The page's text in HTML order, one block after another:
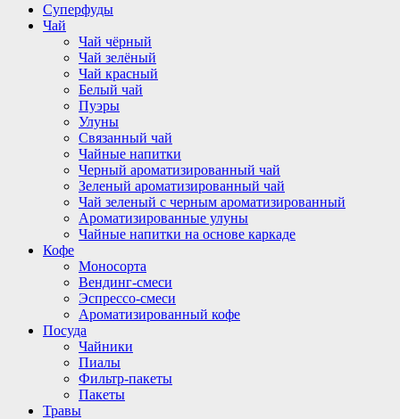
Суперфуды
Чай
Чай чёрный
Чай зелёный
Чай красный
Белый чай
Пуэры
Улуны
Связанный чай
Чайные напитки
Черный ароматизированный чай
Зеленый ароматизированный чай
Чай зеленый с черным ароматизированный
Ароматизированные улуны
Чайные напитки на основе каркаде
Кофе
Моносорта
Вендинг-смеси
Эспрессо-смеси
Ароматизированный кофе
Посуда
Чайники
Пиалы
Фильтр-пакеты
Пакеты
Травы